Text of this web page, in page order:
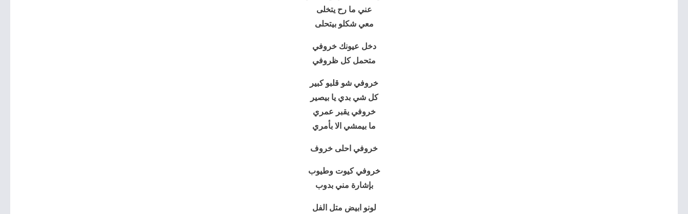
عني ما رح يتخلى
معي شكلو بيتحلى
دخل عيونك خروفي
متحمل كل ظروفي
خروفي شو قلبو كبير
كل شي بدي يا بيصير
خروفي يقبر عمري
ما بيمشي الا بأمري
خروفي احلى خروف
خروفي كيوت وطيوب
بإشارة مني بدوب
لونو ابيض متل الفل